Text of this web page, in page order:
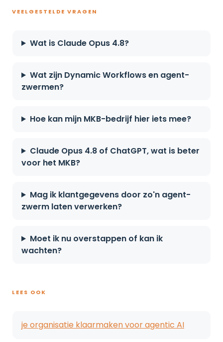
VEELGESTELDE VRAGEN
Wat is Claude Opus 4.8?
Wat zijn Dynamic Workflows en agent-
zwermen?
Hoe kan mijn MKB-bedrijf hier iets mee?
Claude Opus 4.8 of ChatGPT, wat is beter
voor het MKB?
Mag ik klantgegevens door zo'n agent-
zwerm laten verwerken?
Moet ik nu overstappen of kan ik
wachten?
LEES OOK
je organisatie klaarmaken voor agentic AI